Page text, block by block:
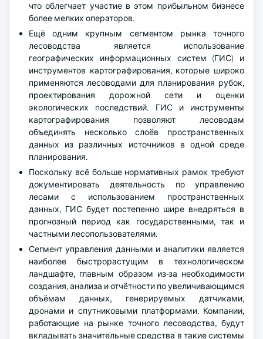
что облегчает участие в этом прибыльном бизнесе
более мелких операторов.
Ещё одним крупным сегментом рынка точного
лесоводства является использование
географических информационных систем (ГИС) и
инструментов картографирования, которые широко
применяются лесоводами для планирования рубок,
проектирования дорожной сети и оценки
экологических последствий. ГИС и инструменты
картографирования позволяют лесоводам
объединять несколько слоёв пространственных
данных из различных источников в одной среде
планирования.
Поскольку всё больше нормативных рамок требуют
документировать деятельность по управлению
лесами с использованием пространственных
данных, ГИС будет постепенно шире внедряться в
прогнозный период как государственными, так и
частными лесопользователями.
Сегмент управления данными и аналитики является
наиболее быстрорастущим в технологическом
ландшафте, главным образом из-за необходимости
создания, анализа и отчётности по увеличивающимся
объёмам данных, генерируемых датчиками,
дронами и спутниковыми платформами. Компании,
работающие на рынке точного лесоводства, будут
вкладывать значительные средства в такие системы